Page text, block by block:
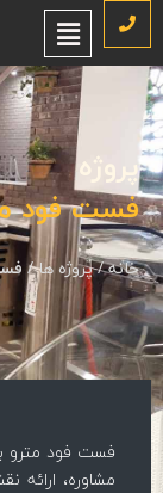
فود
/پروژه ها/فست
مشاوره، ارائه